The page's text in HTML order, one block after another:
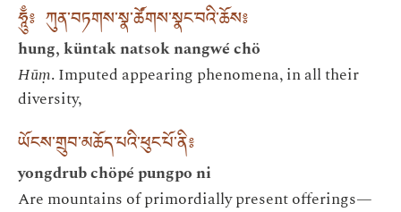
ཧཱུྃ༔ ཀུན་བཏགས་སྣ་ཚོགས་སྣང་བའི་ཆོས༔
hung, küntak natsok nangwé chö
Hūṃ. Imputed appearing phenomena, in all their
diversity,
ཡོངས་གྲུབ་མཆོད་པའི་ཕུང་པོ་ནི༔
yongdrub chöpé pungpo ni
Are mountains of primordially present offerings—